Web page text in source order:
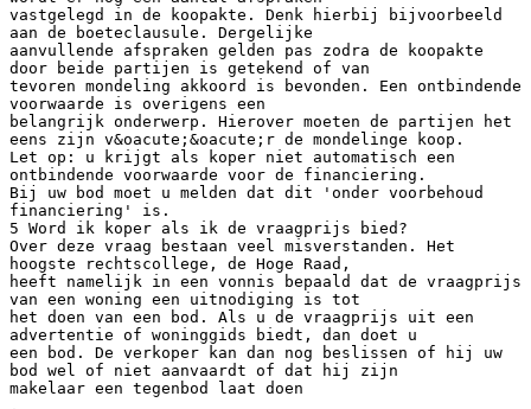
vastgelegd in de koopakte. Denk hierbij bijvoorbeeld
aan de boeteclausule. Dergelijke
aanvullende afspraken gelden pas zodra de koopakte
door beide partijen is getekend of van
tevoren mondeling akkoord is bevonden. Een ontbindende
voorwaarde is overigens een
belangrijk onderwerp. Hierover moeten de partijen het
eens zijn v&oacute;&oacute;r de mondelinge koop.
Let op: u krijgt als koper niet automatisch een
ontbindende voorwaarde voor de financiering.
Bij uw bod moet u melden dat dit 'onder voorbehoud
financiering' is.
5 Word ik koper als ik de vraagprijs bied?
Over deze vraag bestaan veel misverstanden. Het
hoogste rechtscollege, de Hoge Raad,
heeft namelijk in een vonnis bepaald dat de vraagprijs
van een woning een uitnodiging is tot
het doen van een bod. Als u de vraagprijs uit een
advertentie of woninggids biedt, dan doet u
een bod. De verkoper kan dan nog beslissen of hij uw
bod wel of niet aanvaardt of dat hij zijn
makelaar een tegenbod laat doen